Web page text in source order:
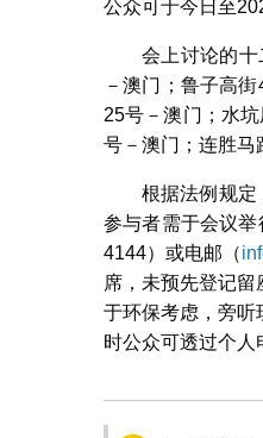
公众可于今日至
会上讨论的
－澳门；鲁子高
25号－澳门；水
号－澳门；连胜马
根据法例规定
参与者需于会议
4144）或电邮（
席，未预先登记
于环保考虑，旁听
时公众可透过个人